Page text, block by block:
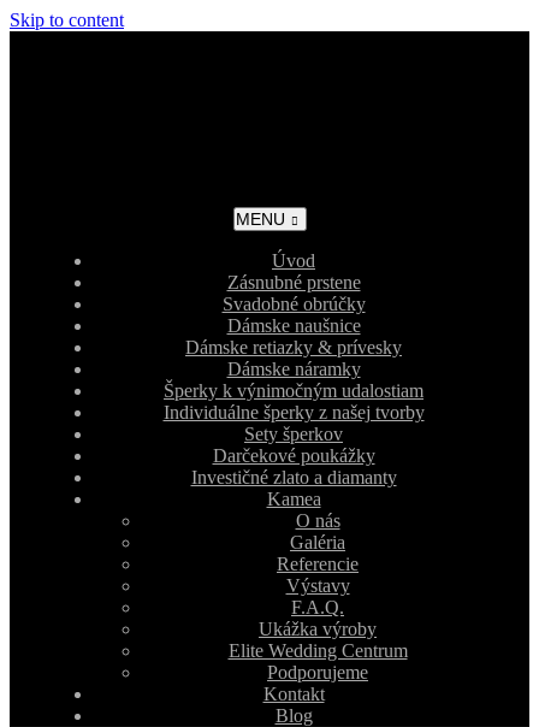
Skip to content
MENU
Úvod
Zásnubné prstene
Svadobné obrúčky
Dámske naušnice
Dámske retiazky & prívesky
Dámske náramky
Šperky k výnimočným udalostiam
Individuálne šperky z našej tvorby
Sety šperkov
Darčekové poukážky
Investičné zlato a diamanty
Kamea
O nás
Galéria
Referencie
Výstavy
F.A.Q.
Ukážka výroby
Elite Wedding Centrum
Podporujeme
Kontakt
Blog